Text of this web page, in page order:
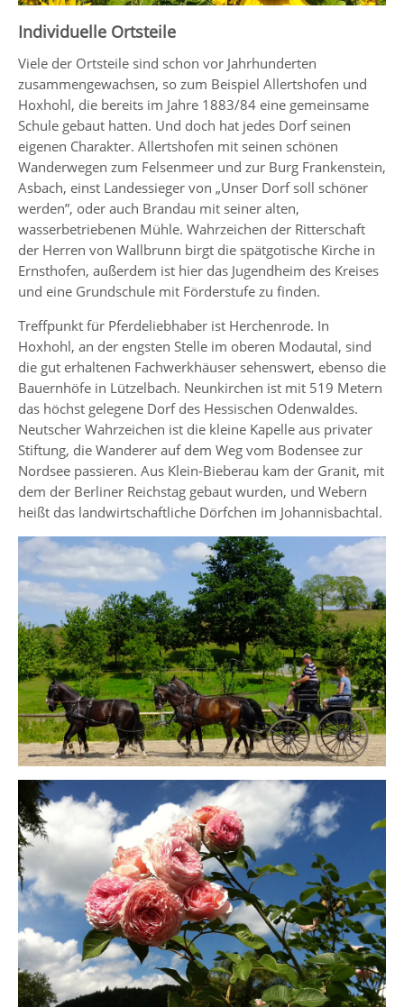
Individuelle Ortsteile
Viele der Ortsteile sind schon vor Jahrhunderten
zusammengewachsen, so zum Beispiel Allertshofen und
Hoxhohl, die bereits im Jahre 1883/84 eine gemeinsame
Schule gebaut hatten. Und doch hat jedes Dorf seinen
eigenen Charakter. Allertshofen mit seinen schönen
Wanderwegen zum Felsenmeer und zur Burg Frankenstein,
Asbach, einst Landessieger von „Unser Dorf soll schöner
werden”, oder auch Brandau mit seiner alten,
wasserbetriebenen Mühle. Wahrzeichen der Ritterschaft
der Herren von Wallbrunn birgt die spätgotische Kirche in
Ernsthofen, außerdem ist hier das Jugendheim des Kreises
und eine Grundschule mit Förderstufe zu finden.
Treffpunkt für Pferdeliebhaber ist Herchenrode. In
Hoxhohl, an der engsten Stelle im oberen Modautal, sind
die gut erhaltenen Fachwerkhäuser sehenswert, ebenso die
Bauernhöfe in Lützelbach. Neunkirchen ist mit 519 Metern
das höchst gelegene Dorf des Hessischen Odenwaldes.
Neutscher Wahrzeichen ist die kleine Kapelle aus privater
Stiftung, die Wanderer auf dem Weg vom Bodensee zur
Nordsee passieren. Aus Klein-Bieberau kam der Granit, mit
dem der Berliner Reichstag gebaut wurden, und Webern
heißt das landwirtschaftliche Dörfchen im Johannisbachtal.